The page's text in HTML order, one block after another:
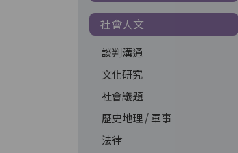
社會人文
談判溝通
文化研究
社會議題
歷史地理 / 軍事
法律